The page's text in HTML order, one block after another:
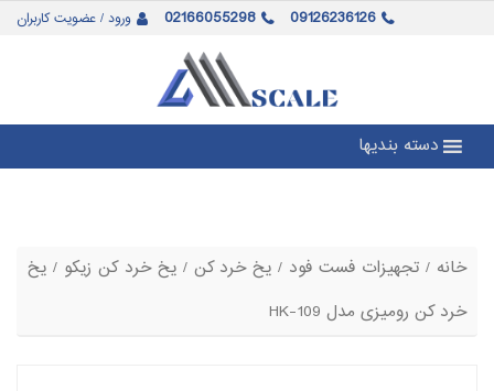
ورود / عضویت کاربران 02166055298 09126236126
دسته بندیها
خانه / تجهیزات فست فود / یخ خرد کن /یخ خرد کن زیکو / یخ
خرد کن رومیزی مدل HK-109